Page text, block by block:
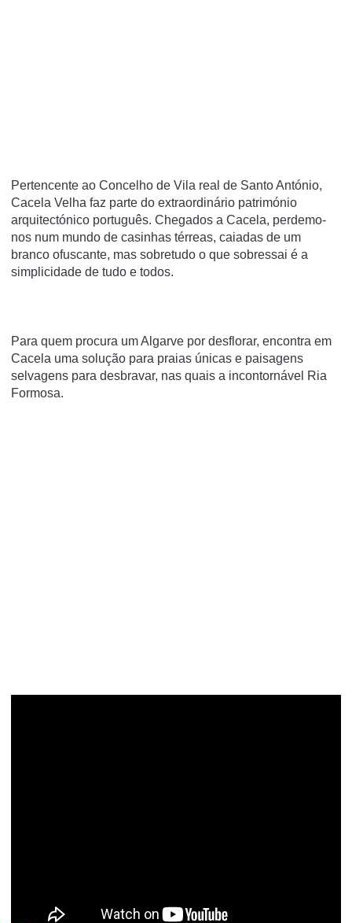
Pertencente ao Concelho de Vila real de Santo António,
Cacela Velha faz parte do extraordinário património
arquitectónico português. Chegados a Cacela, perdemo-
nos num mundo de casinhas térreas, caiadas de um
branco ofuscante, mas sobretudo o que sobressai é a
simplicidade de tudo e todos.
Para quem procura um Algarve por desflorar, encontra em
Cacela uma solução para praias únicas e paisagens
selvagens para desbravar, nas quais a incontornável Ria
Formosa.